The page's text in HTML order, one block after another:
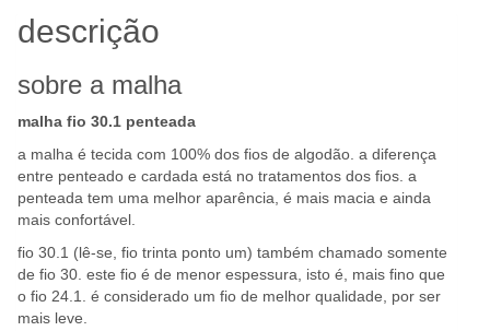
descrição
sobre a malha
malha fio 30.1 penteada
a malha é tecida com 100% dos fios de algodão. a diferença
entre penteado e cardada está no tratamentos dos fios. a
penteada tem uma melhor aparência, é mais macia e ainda
mais confortável.
fio 30.1 (lê-se, fio trinta ponto um) também chamado somente
de fio 30. este fio é de menor espessura, isto é, mais fino que
o fio 24.1. é considerado um fio de melhor qualidade, por ser
mais leve.